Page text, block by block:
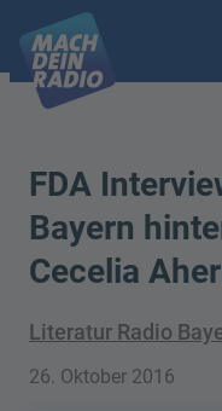
FDA
Bayern
Cecelia
Literatur Radio
26. Oktober 2016